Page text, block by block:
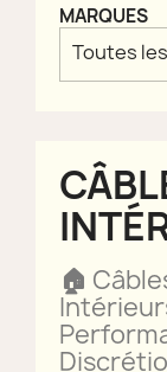
MARQUES
Toutes
🏠